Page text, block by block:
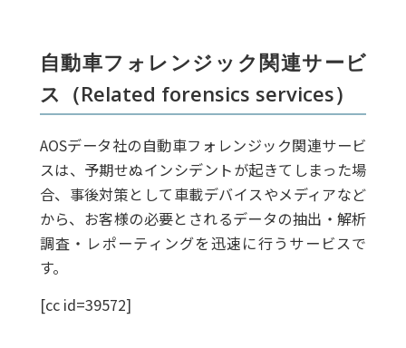
自動車フォレンジック関連サービ
ス（Related forensics services）
AOSデータ社の自動車フォレンジック関連サービ
スは、予期せぬインシデントが起きてしまった場
合、事後対策として車載デバイスやメディアなど
から、お客様の必要とされるデータの抽出・解析
調査・レポーティングを迅速に行うサービスで
す。
[cc id=39572]